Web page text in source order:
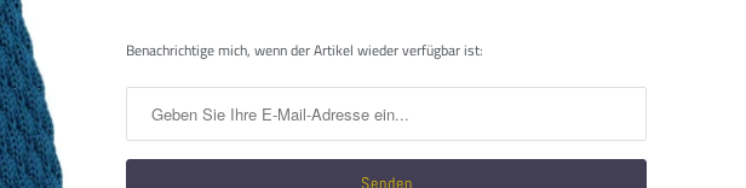
Benachrichtigen
wenn
Benachrichtige mich, wenn der Artikel wieder verfügbar ist: